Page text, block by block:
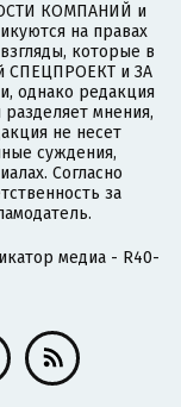
КОМПАНИЙ и
на правах
которые в
СПЕЦПРОЕКТ и ЗА
однако редакция
разделяет мнения,
не несет
суждения,
Согласно
за
медиа - R40-